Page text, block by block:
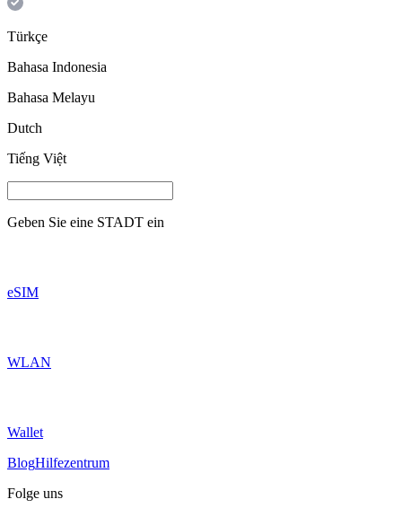
Türkçe
Bahasa Indonesia
Bahasa Melayu
Dutch
Tiếng Việt
Geben Sie eine STADT ein
eSIM
WLAN
Wallet
BlogHilfezentrum
Folge uns